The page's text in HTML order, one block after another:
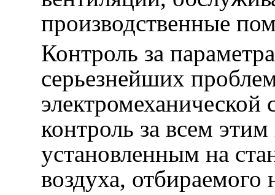
производственные
Контроль за
серьезнейших
контроль за всем
установленным на
воздуха, отбираемого